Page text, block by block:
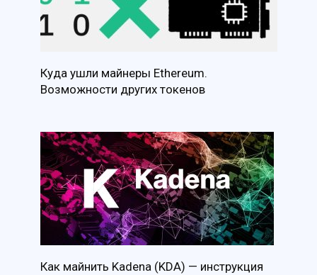
Куда ушли майнеры Ethereum.
Возможности других токенов
Как майнить Kadena (KDA) — инструкция